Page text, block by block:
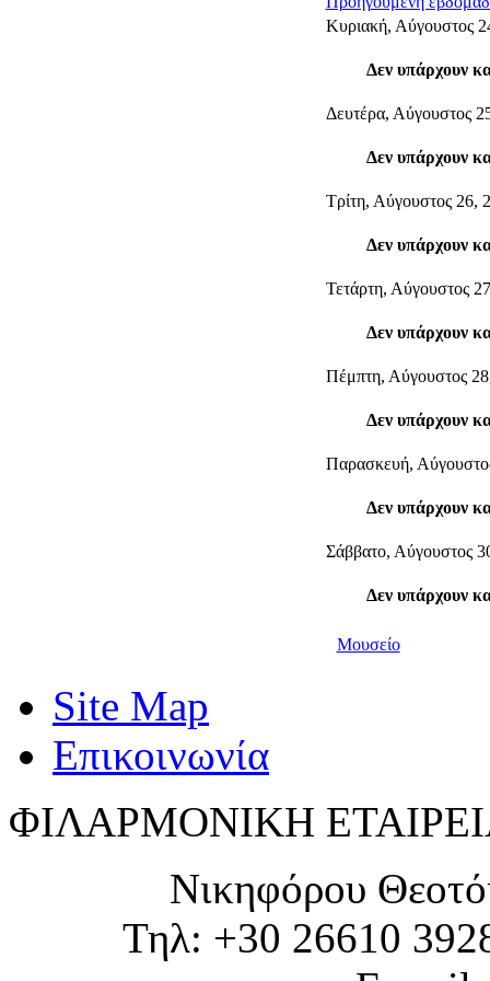
Κυριακή, Αύγουστος
Δεν υπάρχουν
Δευτέρα, Αύγουστος
Δεν υπάρχουν
Τρίτη, Αύγουστος 26,
Δεν υπάρχουν
Τετάρτη, Αύγουστος
Δεν υπάρχουν
Πέμπτη, Αύγουστος
Δεν υπάρχουν
Παρασκευή,
Δεν υπάρχουν
Σάββατο, Αύγουστος
Δεν υπάρχουν
Μουσείο
Site Map
Επικοινωνία
ΦΙΛΑΡΜΟΝΙΚΗ
Νικηφόρου
Τηλ: +30 26610